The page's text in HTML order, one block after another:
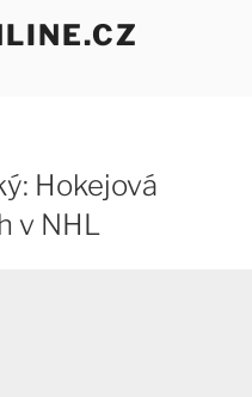
Hokejová
v NHL